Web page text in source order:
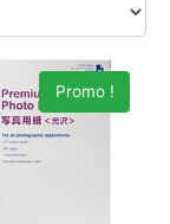
Promo !